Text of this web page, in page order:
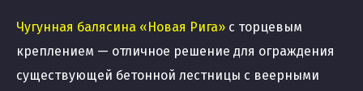
Чугунная балясина «Новая Рига» с торцевым
креплением — отличное решение для ограждения
существующей бетонной лестницы с веерными